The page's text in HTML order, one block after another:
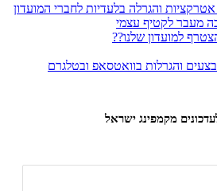
והגרלה בלעדיות לחברי המועדון
מעבר לקטיף עצמי
למועדון שלנו??
והגרלות בוואטסאפ ובטלגרם